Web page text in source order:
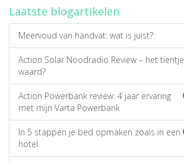
Laatste blogartikelen
Meervoud van handvat: wat is juist?
Action Solar Noodradio Review – het tientje
waard?
Action Powerbank review: 4 jaar ervaring
met mijn Varta Powerbank
In 5 stappen je bed opmaken zoals in een
hotel